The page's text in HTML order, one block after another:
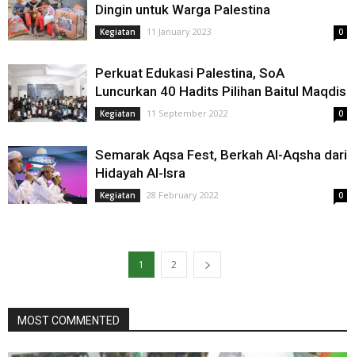
Dingin untuk Warga Palestina
Kegiatan 11 January 2023 0
Perkuat Edukasi Palestina, SoA
Luncurkan 40 Hadits Pilihan Baitul Maqdis
Kegiatan 11 September 2022 0
Semarak Aqsa Fest, Berkah Al-Aqsha dari
Hidayah Al-Isra
Kegiatan 28 February 2022 0
1 2
MOST COMMENTED